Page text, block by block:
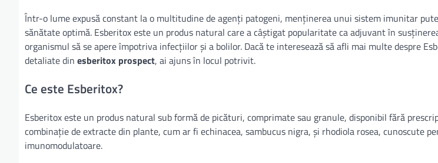
Într-o lume expusă constant la o multitudine de agenți patogeni, menținerea unui sistem imunitar
sănătate optimă. Esberitox este un produs natural care a câștigat popularitate ca adjuvant în
organismul să se apere împotriva infecțiilor și a bolilor. Dacă te interesează să afli mai multe despre
detaliate din esberitox prospect, ai ajuns în locul potrivit.
Ce este Esberitox?
Esberitox este un produs natural sub formă de picături, comprimate sau granule, disponibil fără
combinație de extracte din plante, cum ar fi echinacea, sambucus nigra, și rhodiola rosea, cunoscute
imunomodulatoare.